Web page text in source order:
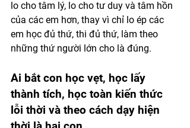
lo cho tâm lý, lo cho tư duy và tâm hồn
của các em hơn, thay vì chỉ lo ép các
em học đủ thứ, thi đủ thứ, làm theo
những thứ người lớn cho là đúng.
Ai bắt con học vẹt, học lấy
thành tích, học toàn kiến thức
lỗi thời và theo cách dạy hiện